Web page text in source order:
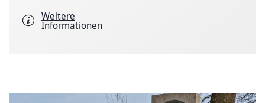
Weitere
Informationen